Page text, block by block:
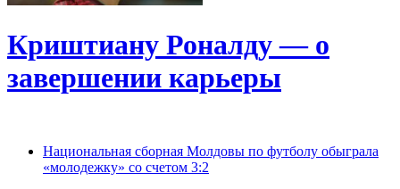
Криштиану Роналду — о
завершении карьеры
Национальная сборная Молдовы по футболу обыграла
«молодежку» со счетом 3:2